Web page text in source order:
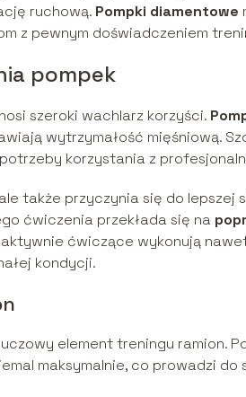
ruchową. Pompki diamentowe
z pewnym doświadczeniem
pompek
szeroki wachlarz korzyści.
wytrzymałość mięśniową.
korzystania z
także przyczynia się do lepszej
ćwiczenia przekłada się na
ćwiczące wykonują
kondycji.
element treningu ramion.
maksymalnie, co prowadzi do